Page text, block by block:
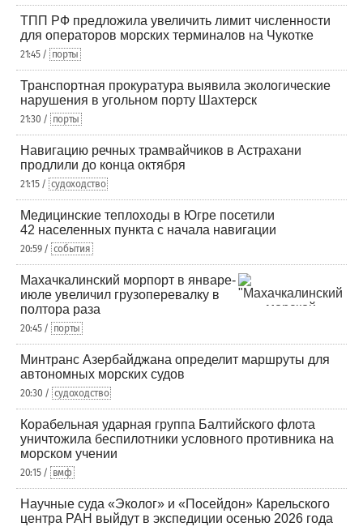
ТПП РФ предложила увеличить лимит численности
для операторов морских терминалов на Чукотке
21:45 / порты
Транспортная прокуратура выявила экологические
нарушения в угольном порту Шахтерск
21:30 / порты
Навигацию речных трамвайчиков в Астрахани
продлили до конца октября
21:15 / судоходство
Медицинские теплоходы в Югре посетили
42 населенных пункта с начала навигации
20:59 / события
Махачкалинский морпорт в январе-
июле увеличил грузоперевалку в
полтора раза
20:45 / порты
Минтранс Азербайджана определит маршруты для
автономных морских судов
20:30 / судоходство
Корабельная ударная группа Балтийского флота
уничтожила беспилотники условного противника на
морском учении
20:15 / вмф
Научные суда «Эколог» и «Посейдон» Карельского
центра РАН выйдут в экспедиции осенью 2026 года